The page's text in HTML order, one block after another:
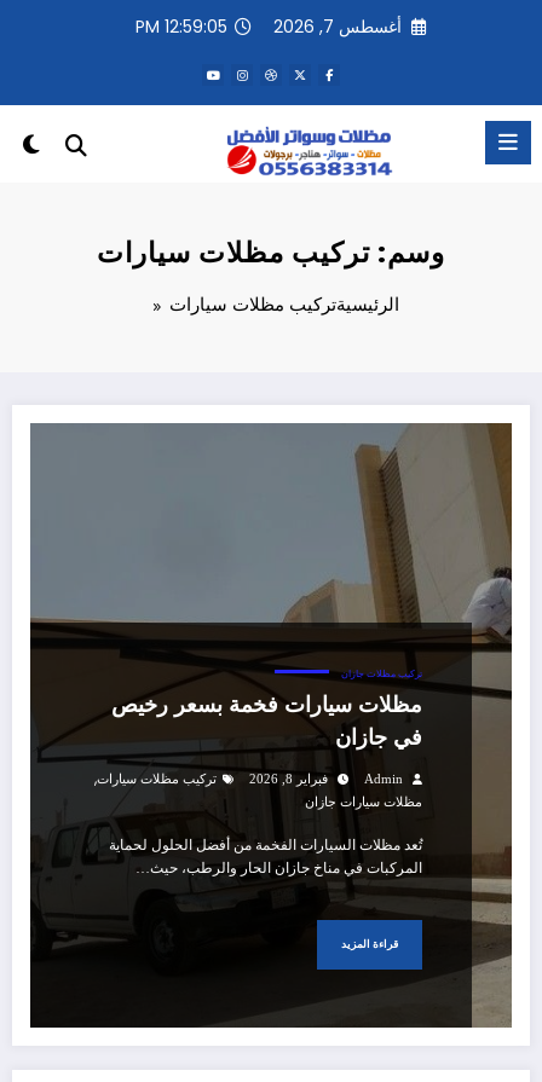
أغسطس 7, 2026 12:59:05 PM
وسم: تركيب مظلات سيارات
الرئيسيةتركيب مظلات سيارات
تركيب مظلات جازان
مظلات سيارات فخمة بسعر رخيص
في جازان
Admin فبراير 8, 2026 تركيب مظلات سيارات,
مظلات سيارات جازان
تُعد مظلات السيارات الفخمة من أفضل الحلول لحماية
المركبات في مناخ جازان الحار والرطب، حيث…
قراءة المزيد